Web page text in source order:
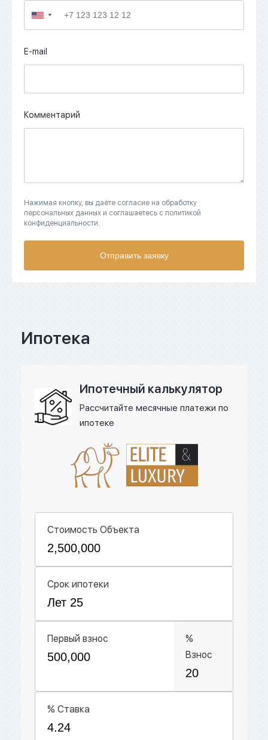
▼
E-mail
Комментарий
Нажимая кнопку, вы даёте согласие на обработку
персональных данных и соглашаетесь с политикой
конфиденциальности.
Отправить заявку
Ипотека
Ипотечный калькулятор
Рассчитайте месячные платежи по
ипотеке
Стоимость Объекта
Срок ипотеки
Первый взнос
%
Взнос
% Ставка